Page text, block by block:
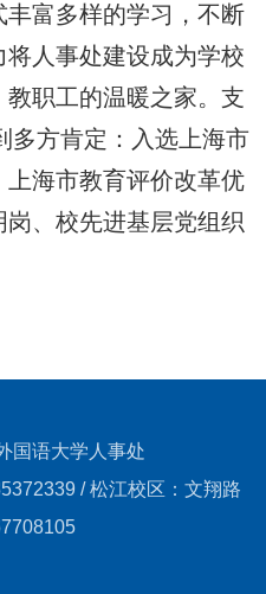
富多样的学习，不断
人事处建设成为学校
职工的温暖之家。支
多方肯定：入选上海市
海市教育评价改革优
、校先进基层党组织
国语大学人事处
/ 松江校区：文翔路